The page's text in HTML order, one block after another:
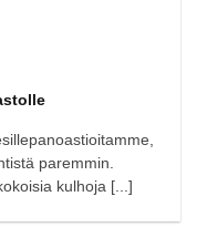
paremmin.
kulhoja [...]